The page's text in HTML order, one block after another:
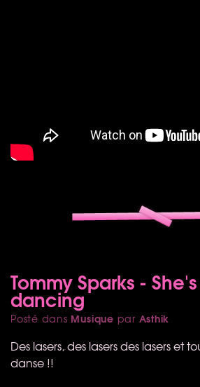
Tommy Sparks -
dancing
Posté dans Musique par Asthik
Des lasers, des lasers des lasers et
danse !!